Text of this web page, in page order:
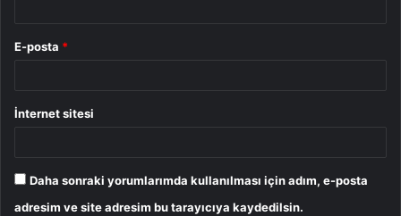
E-posta *
İnternet sitesi
Daha sonraki yorumlarımda kullanılması için adım, e-posta
adresim ve site adresim bu tarayıcıya kaydedilsin.